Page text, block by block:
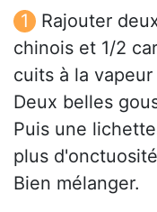
Rajouter
chinois et 1/2
cuits à la
Deux belles
Puis une
plus
Bien mélanger.